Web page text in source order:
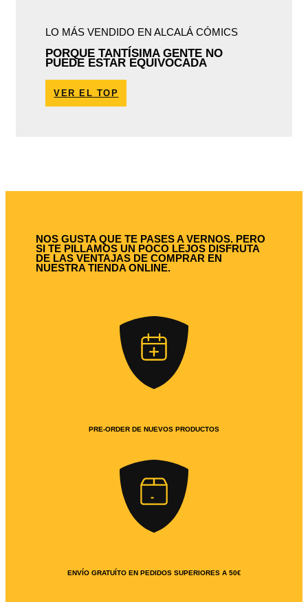
LO MÁS VENDIDO EN ALCALÁ CÓMICS
PORQUE TANTÍSIMA GENTE NO
PUEDE ESTAR EQUIVOCADA
VER EL TOP
NOS GUSTA QUE TE PASES A VERNOS. PERO
SI TE PILLAMOS UN POCO LEJOS DISFRUTA
DE LAS VENTAJAS DE COMPRAR EN
NUESTRA TIENDA ONLINE.
PRE-ORDER DE NUEVOS PRODUCTOS
ENVÍO GRATUÍTO EN PEDIDOS SUPERIORES A 50€